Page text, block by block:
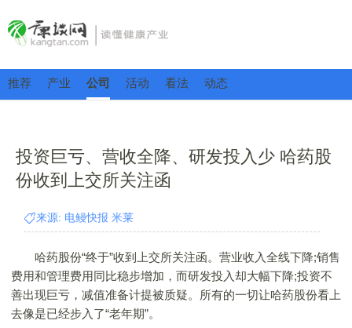
推荐 产业 公司 活动 看法 动态
投资巨亏、营收全降、研发投入少 哈药股
份收到上交所关注函
来源: 电鳗快报 米莱
哈药股份“终于”收到上交所关注函。营业收入全线下降;销售
费用和管理费用同比稳步增加，而研发投入却大幅下降;投资不
善出现巨亏，减值准备计提被质疑。所有的一切让哈药股份看上
去像是已经步入了“老年期”。